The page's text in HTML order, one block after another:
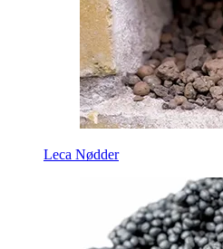
Leca Nødder